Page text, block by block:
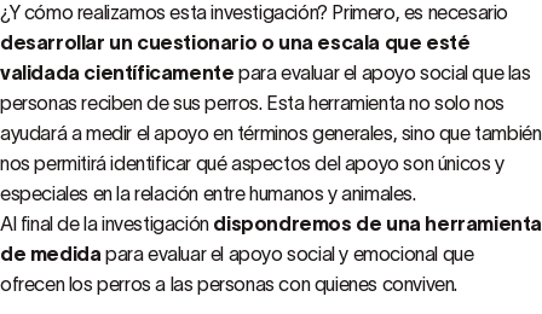
¿Y cómo realizamos esta investigación? Primero, es necesario
desarrollar un cuestionario o una escala que esté
validada científicamentepara evaluar el apoyo social que las
personas reciben de sus perros. Esta herramienta no solo nos
ayudará a medir el apoyo en términos generales, sino que también
nos permitirá identificar qué aspectos del apoyo son únicos y
especiales en la relación entre humanos y animales.
Al final de la investigación dispondremos de una herramienta
de medida para evaluar el apoyo social y emocional que
ofrecen los perros a las personas con quienes conviven.